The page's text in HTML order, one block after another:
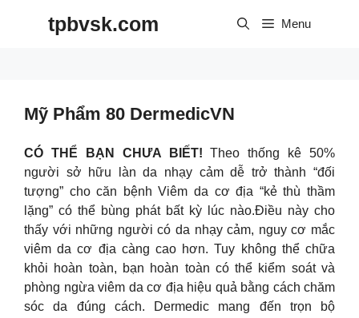
tpbvsk.com Menu
Mỹ Phẩm 80 DermedicVN
CÓ THỂ BẠN CHƯA BIẾT!Theo thống kê 50%
người sở hữu làn da nhạy cảm dễ trở thành “đối
tượng” cho căn bệnh Viêm da cơ địa “kẻ thù thầm
lặng” có thể bùng phát bất kỳ lúc nào.Điều này cho
thấy với những người có da nhạy cảm, nguy cơ mắc
viêm da cơ địa càng cao hơn. Tuy không thể chữa
khỏi hoàn toàn, bạn hoàn toàn có thể kiểm soát và
phòng ngừa viêm da cơ địa hiệu quả bằng cách chăm
sóc da đúng cách. Dermedic mang đến trọn bộ